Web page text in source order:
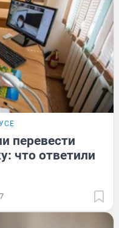
перевести
что ответили
7